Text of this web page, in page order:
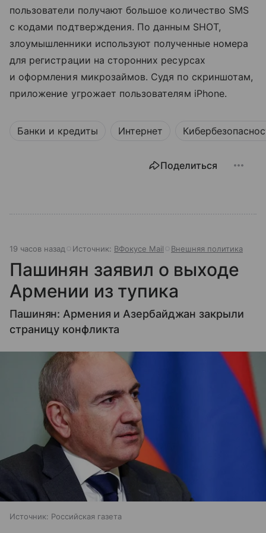
пользователи получают большое количество SMS
с кодами подтверждения. По данным SHOT,
злоумышленники используют полученные номера
для регистрации на сторонних ресурсах
и оформления микрозаймов. Судя по скриншотам,
приложение угрожает пользователям iPhone.
Банки и кредиты Интернет
Поделиться
19 часов назад Источник: ВФокусе Mail Внешняя политика
Пашинян заявил о выходе
Армении из тупика
Пашинян: Армения и Азербайджан закрыли
страницу конфликта
Источник: Российская газета